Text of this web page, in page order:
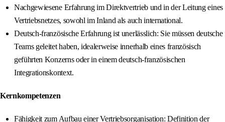
Nachgewiesene Erfahrung im Direktvertrieb und in der Leitung eines
Vertriebsnetzes, sowohl im Inland als auch international.
Deutsch-französische Erfahrung ist unerlässlich: Sie müssen deutsche
Teams geleitet haben, idealerweise innerhalb eines französisch
geführten Konzerns oder in einem deutsch-französischen
Integrationskontext.
Kernkompetenzen
Fähigkeit zum Aufbau einer Vertriebsorganisation: Definition der